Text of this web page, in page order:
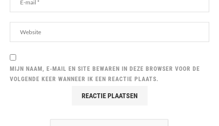
MIJN NAAM, E-MAIL EN SITE BEWAREN IN DEZE BROWSER VOOR DE
VOLGENDE KEER WANNEER IK EEN REACTIE PLAATS.